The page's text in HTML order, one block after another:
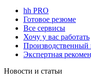
hh PRO
Готовое резюме
Все сервисы
Хочу у вас работать
Производственный
Экспертная
Новости и статьи